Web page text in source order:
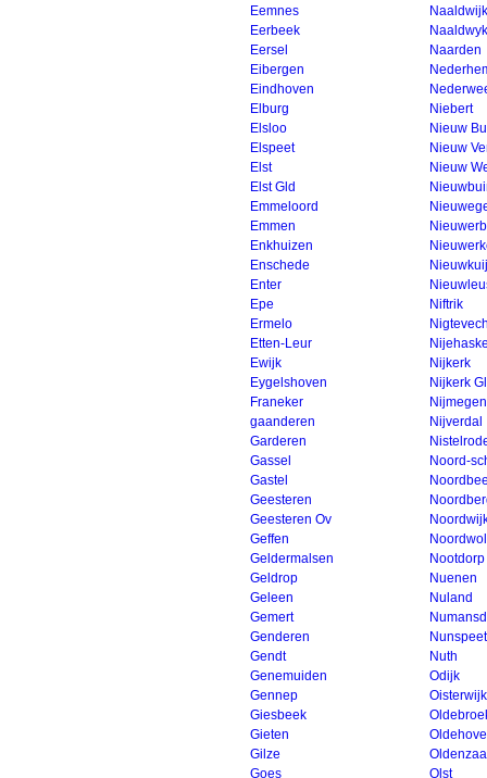
Eemnes
Eerbeek
Eersel
Eibergen
Eindhoven
Elburg
Elsloo
Elspeet
Elst
Elst Gld
Emmeloord
Emmen
Enkhuizen
Enschede
Enter
Epe
Ermelo
Etten-Leur
Ewijk
Eygelshoven
Franeker
gaanderen
Garderen
Gassel
Gastel
Geesteren
Geesteren Ov
Geffen
Geldermalsen
Geldrop
Geleen
Gemert
Genderen
Gendt
Genemuiden
Gennep
Giesbeek
Gieten
Gilze
Goes
Naaldwijk
Naaldwyk
Naarden
Niebert
Nieuw
Nieuw
Nieuw
Niftrik
Nijkerk
Nijkerk
Nijmegen
Nijverdal
Noord-
Nootdorp
Nuenen
Nuland
Nunspeet
Nuth
Odijk
Oisterwijk
Oldehove
Olst